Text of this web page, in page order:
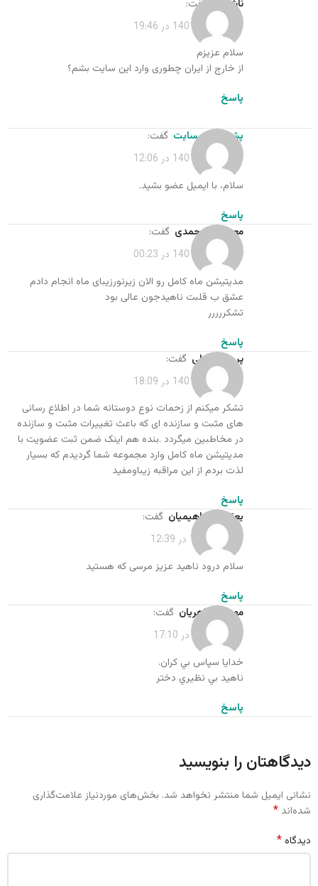
ناشناس
گفت:
شهریور 19, 1401 در 19:46
سلام عزیزم
از خارج از ایران چطوری وارد این سایت بشم؟
پاسخ
پشتیبان وبسایت گفت:
شهریور 20, 1401 در 12:06
سلام، با ایمیل عضو بشید.
پاسخ
معصومه محمدی گفت:
شهریور 21, 1401 در 00:23
مدیتیشن ماه کامل رو الان زیرنورزیبای ماه انجام دادم
عشق ب قلبت ناهیدجون عالی بود
تشکررررر
پاسخ
پرویز کلبعلی گفت:
شهریور 21, 1401 در 18:09
تشکر میکنم از زحمات نوع دوستانه شما در اطلاع رسانی
های مثبت و سازنده ای که باعث تغییرات مثبت و سازنده
در مخاطبین میگردد .بنده هم اینک ضمن ثبت عضویت با
مدیتیشن ماه کامل وارد مجموعه شما گردیدم که بسیار
لذت بردم از این مراقبه زیباومفید
پاسخ
یعقوب ابراهیمیان گفت:
تیر 12, 1402 در 12:39
سلام درود ناهید عزیز مرسی که هستید
پاسخ
مهدیه اطاهریان گفت:
مهر 7, 1402 در 17:10
خدايا سپاس بي كران.
ناهيد بي نظيري دختر
پاسخ
دیدگاهتان را بنویسید
نشانی ایمیل شما منتشر نخواهد شد. بخش‌های موردنیاز علامت‌گذاری
شده‌اند *
دیدگاه*